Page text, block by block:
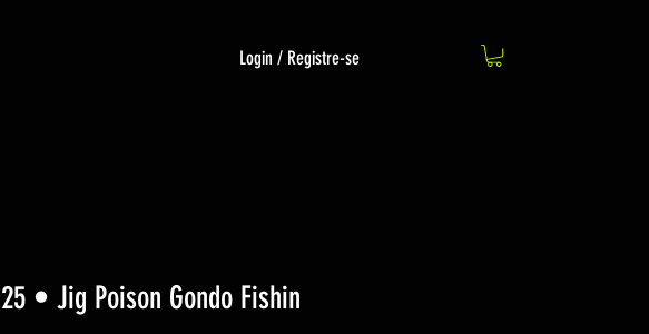
Login / Registre-se
25 • Jig Poison Gondo Fishin